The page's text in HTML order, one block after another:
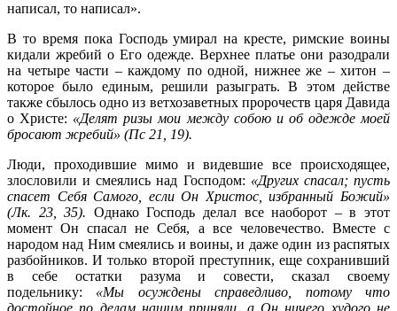
написал, то написал».
В то время пока Господь умирал на кресте, римские воины
кидали жребий о Его одежде. Верхнее платье они разодрали
на четыре части – каждому по одной, нижнее же – хитон –
которое было единым, решили разыграть. В этом действе
также сбылось одно из ветхозаветных пророчеств царя Давида
о Христе: «Делят ризы мои между собою и об одежде моей
бросают жребий» (Пс 21, 19).
Люди, проходившие мимо и видевшие все происходящее,
злословили и смеялись над Господом: «Других спасал; пусть
спасет Себя Самого, если Он Христос, избранный Божий»
(Лк. 23, 35). Однако Господь делал все наоборот – в этот
момент Он спасал не Себя, а все человечество. Вместе с
народом над Ним смеялись и воины, и даже один из распятых
разбойников. И только второй преступник, еще сохранивший
в себе остатки разума и совести, сказал своему
подельнику:
«Мы осуждены справедливо, потому что
достойное по делам нашим приняли, а Он ничего худого не